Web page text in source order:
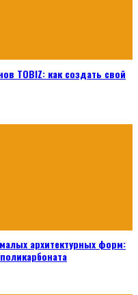
TOBIZ: как создать свой
архитектурных форм: